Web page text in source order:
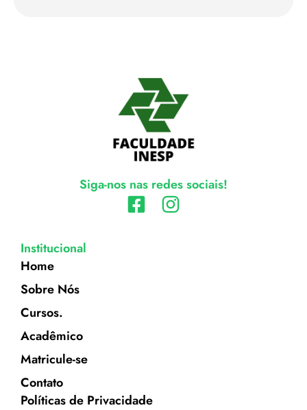
Siga-nos nas redes sociais!
Institucional
Home
Sobre Nós
Cursos.
Acadêmico
Matricule-se
Contato
Políticas de Privacidade